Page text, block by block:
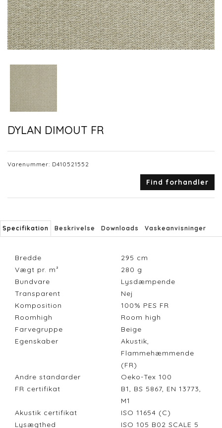
DYLAN DIMOUT FR
Varenummer: D410521552
Find forhandler
Specifikation Beskrivelse Downloads Vaskeanvisninger
Bredde 295 cm
Vægt pr. m²
280 g
Bundvare
Lysdæmpende
Transparent
Nej
Komposition
100% PES FR
Roomhigh
Room high
Farvegruppe
Beige
Egenskaber
Akustik,
Flammehæmmende
(FR)
Andre standarder
Oeko-Tex 100
FR certifikat
B1, BS 5867, EN 13773,
M1
Akustik certifikat
ISO 11654 (C)
Lysægthed
ISO 105 B02 SCALE 5